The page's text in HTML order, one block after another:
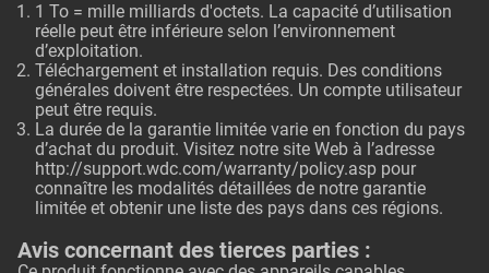
1 To = mille milliards d'octets. La capacité d’utilisation
réelle peut être inférieure selon l’environnement
d’exploitation.
Téléchargement et installation requis. Des conditions
générales doivent être respectées. Un compte utilisateur
peut être requis.
La durée de la garantie limitée varie en fonction du pays
d’achat du produit. Visitez notre site Web à l’adresse
http://support.wdc.com/warranty/policy.asp pour
connaître les modalités détaillées de notre garantie
limitée et obtenir une liste des pays dans ces régions.
Avis concernant des tierces parties :